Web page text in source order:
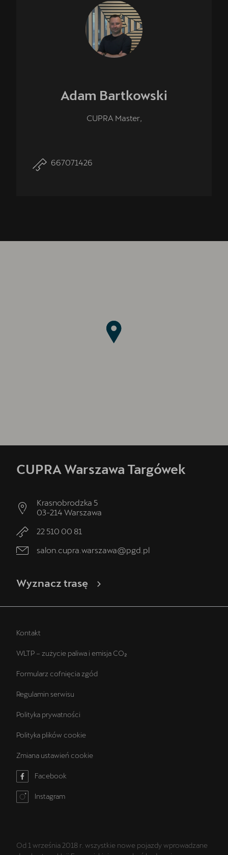
Adam Bartkowski
CUPRA Master,
667071426
CUPRA Warszawa Targówek
Krasnobrodzka 5
03-214 Warszawa
22 510 00 81
salon.cupra.warszawa@pgd.pl
Wyznacz trasę
Kontakt
WLTP – zużycie paliwa i emisja CO₂
Formularz cofnięcia zgód
Regulamin serwisu
Polityka prywatności
Polityka plików cookie
Zmiana ustawień cookie
Facebook
Instagram
Od 1 września 2018 r. wszystkie nowe pojazdy wprowadzane